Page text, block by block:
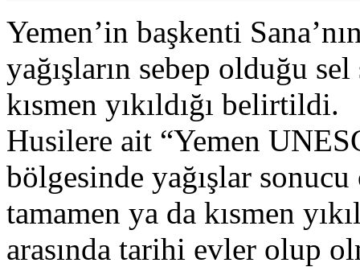
Yemen’in başkenti
yağışların sebep olduğu
kısmen yıkıldığı belirtildi.
Husilere ait “Yemen
bölgesinde yağışlar
tamamen ya da kısmen
arasında tarihi evler olup